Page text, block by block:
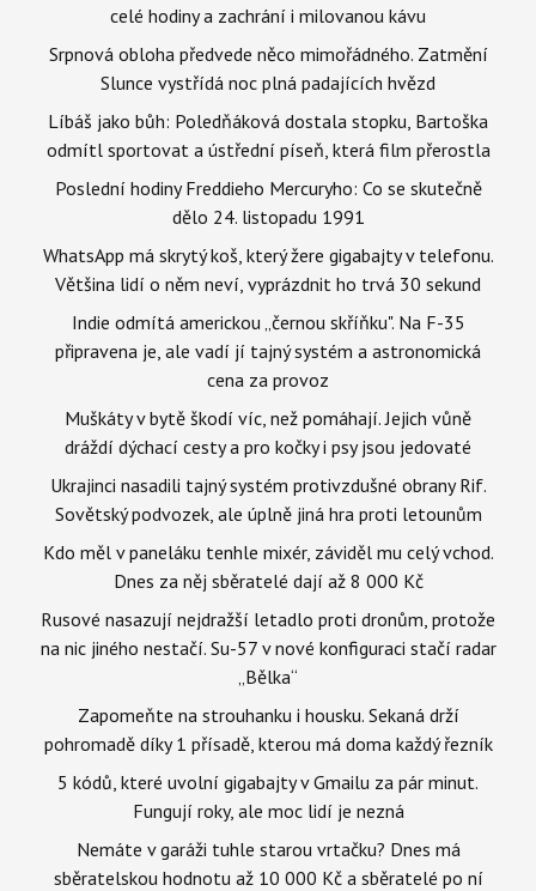
celé hodiny a zachrání i milovanou kávu
Srpnová obloha předvede něco mimořádného. Zatmění
Slunce vystřídá noc plná padajících hvězd
Líbáš jako bůh: Poledňáková dostala stopku, Bartoška
odmítl sportovat a ústřední píseň, která film přerostla
Poslední hodiny Freddieho Mercuryho: Co se skutečně
dělo 24. listopadu 1991
WhatsApp má skrytý koš, který žere gigabajty v telefonu.
Většina lidí o něm neví, vyprázdnit ho trvá 30 sekund
Indie odmítá americkou „černou skříňku". Na F-35
připravena je, ale vadí jí tajný systém a astronomická
cena za provoz
Muškáty v bytě škodí víc, než pomáhají. Jejich vůně
dráždí dýchací cesty a pro kočky i psy jsou jedovaté
Ukrajinci nasadili tajný systém protivzdušné obrany Rif.
Sovětský podvozek, ale úplně jiná hra proti letounům
Kdo měl v paneláku tenhle mixér, záviděl mu celý vchod.
Dnes za něj sběratelé dají až 8 000 Kč
Rusové nasazují nejdražší letadlo proti dronům, protože
na nic jiného nestačí. Su-57 v nové konfiguraci stačí radar
„Bělka“
Zapomeňte na strouhanku i housku. Sekaná drží
pohromadě díky 1 přísadě, kterou má doma každý řezník
5 kódů, které uvolní gigabajty v Gmailu za pár minut.
Fungují roky, ale moc lidí je nezná
Nemáte v garáži tuhle starou vrtačku? Dnes má
sběratelskou hodnotu až 10 000 Kč a sběratelé po ní